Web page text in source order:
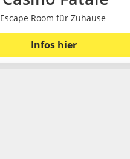
Escape Room für Zuhause
Infos hier